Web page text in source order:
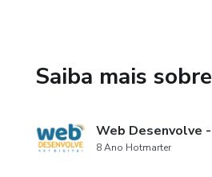
Saiba mais
Web Desenvolve
8 Ano Hotmarter